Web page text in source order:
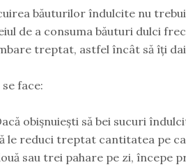
băuturilor îndulcite nu
de a consuma băuturi dulci
treptat, astfel încât să îți
se face:
obișnuiești să bei sucuri
le reduci treptat cantitatea pe
sau trei pahare pe zi, începe